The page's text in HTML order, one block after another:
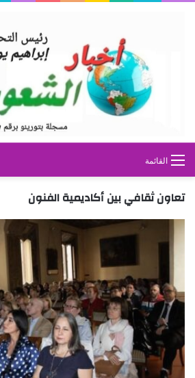
القائمة
تعاون ثقافي بين أكاديمية الفنون